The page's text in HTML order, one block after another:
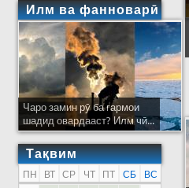
Илм ва фанноварӣ
Чаро замин рӯ ба гармои
шадид овардааст? Илм чӣ...
Тақвим
ПН ВТ СР ЧТ ПТ СБ
ВС